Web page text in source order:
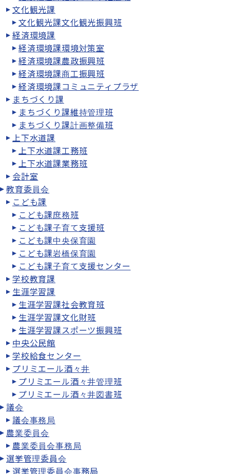
文化観光課
文化観光課文化観光振興班
経済環境課
経済環境課環境対策室
経済環境課農政振興班
経済環境課商工振興班
経済環境課コミュニティプラザ
まちづくり課
まちづくり課維持管理班
まちづくり課計画整備班
上下水道課
上下水道課工務班
上下水道課業務班
会計室
教育委員会
こども課
こども課庶務班
こども課子育て支援班
こども課中央保育園
こども課岩橋保育園
こども課子育て支援センター
学校教育課
生涯学習課
生涯学習課社会教育班
生涯学習課文化財班
生涯学習課スポーツ振興班
中央公民館
学校給食センター
プリミエール酒々井
プリミエール酒々井管理班
プリミエール酒々井図書班
議会
議会事務局
農業委員会
農業委員会事務局
選挙管理委員会
選挙管理委員会事務局